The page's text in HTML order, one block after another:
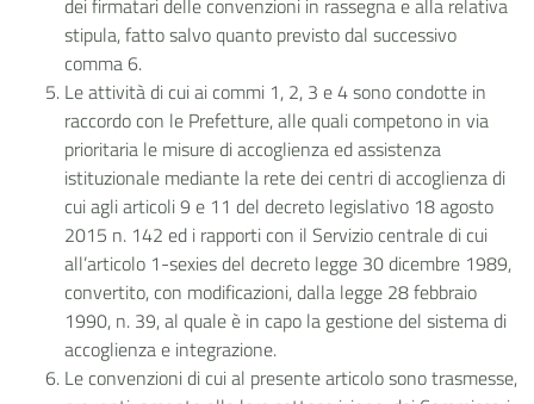
dei firmatari delle convenzioni in rassegna e alla relativa
stipula, fatto salvo quanto previsto dal successivo
comma 6.
Le attività di cui ai commi 1, 2, 3 e 4 sono condotte in
raccordo con le Prefetture, alle quali competono in via
prioritaria le misure di accoglienza ed assistenza
istituzionale mediante la rete dei centri di accoglienza di
cui agli articoli 9 e 11 del decreto legislativo 18 agosto
2015 n. 142 ed i rapporti con il Servizio centrale di cui
all’articolo 1-sexies del decreto legge 30 dicembre 1989,
convertito, con modificazioni, dalla legge 28 febbraio
1990, n. 39, al quale è in capo la gestione del sistema di
accoglienza e integrazione.
Le convenzioni di cui al presente articolo sono trasmesse,